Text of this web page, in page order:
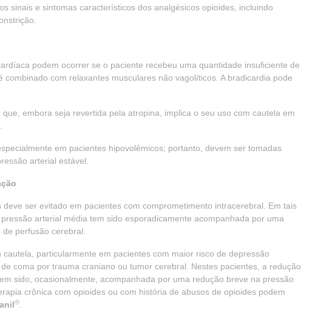
sinais e sintomas característicos dos analgésicos opioides, incluindo
podem ocorrer se o paciente recebeu uma quantidade insuficiente de
combinado com relaxantes musculares não vagolíticos. A bradicardia pode
embora seja revertida pela atropina, implica o seu uso com cautela em
em pacientes hipovolêmicos; portanto, devem ser tomadas
arterial estável.
ser evitado em pacientes com comprometimento intracerebral. Em tais
arterial média tem sido esporadicamente acompanhada por uma
perfusão cerebral.
particularmente em pacientes com maior risco de depressão
coma por trauma craniano ou tumor cerebral. Nestes pacientes, a redução
sido, ocasionalmente, acompanhada por uma redução breve na pressão
crônica com opioides ou com história de abusos de opioides podem
®